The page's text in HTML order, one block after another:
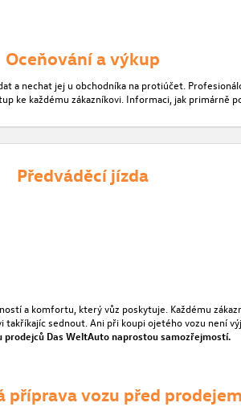
Oceňování a výkup
a nechat jej u obchodníka na protiúčet.
ke každému zákazníkovi. Informaci, jak primárně
Předváděcí jízda
a komfortu, který vůz poskytuje. Každému
sednout. Ani při koupi ojetého vozu není
prodejců Das WeltAuto naprostousamozřejmostí.
příprava vozu před prodejem